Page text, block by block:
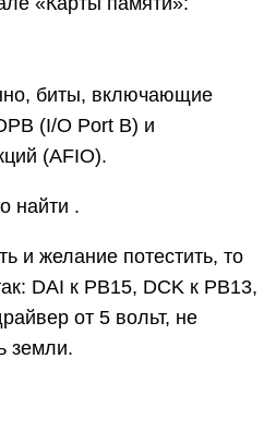
биты, включающие
(I/O Port B) и
(AFIO).
найти .
и желание потестить, то
DAI к PB15, DCK к PB13,
от 5 вольт, не
земли.